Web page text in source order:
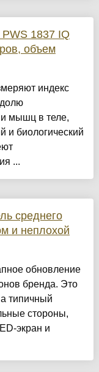
1837 IQ
объем
индекс
и мышц в теле,
и биологический
...
среднего
и неплохой
обновление
бренда. Это
типичный
стороны,
экран и